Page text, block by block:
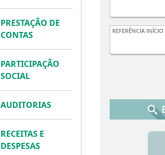
PRESTAÇÃO DE
CONTAS
PARTICIPAÇÃO
SOCIAL
AUDITORIAS
RECEITAS E
DESPESAS